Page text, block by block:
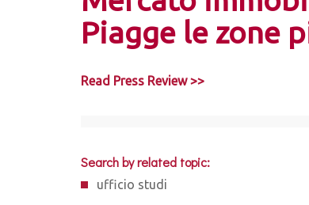
Piagge le zone
Read Press Review >>
Search by related topic:
ufficio studi